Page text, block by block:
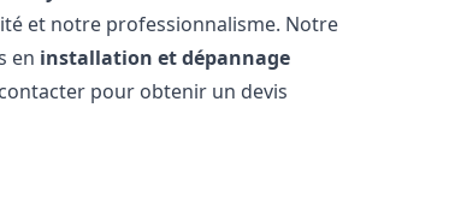
et notre professionnalisme. Notre
en installation et dépannage
pour obtenir un devis